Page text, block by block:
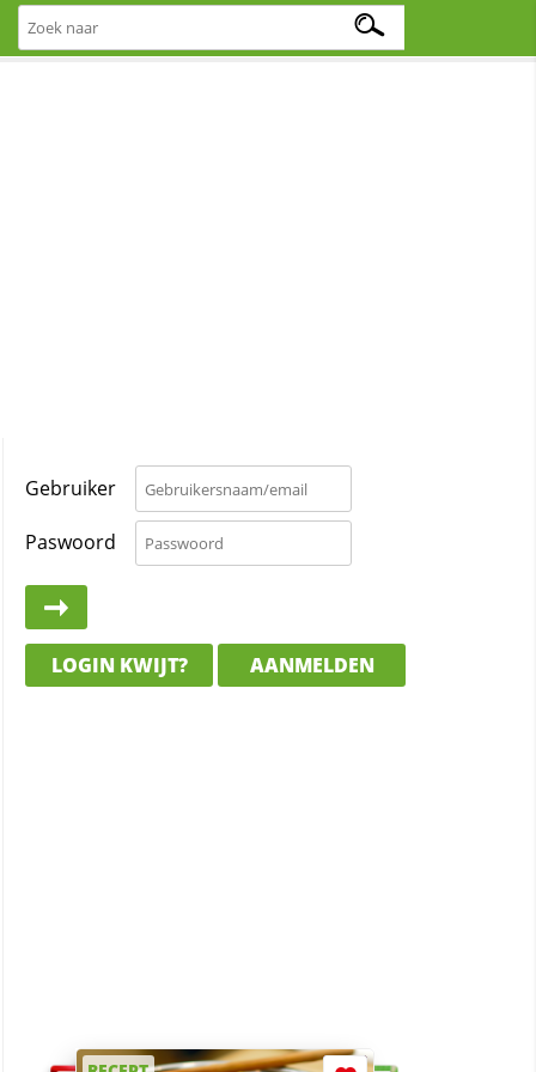
Gebruiker
Paswoord
LOGIN KWIJT? AANMELDEN